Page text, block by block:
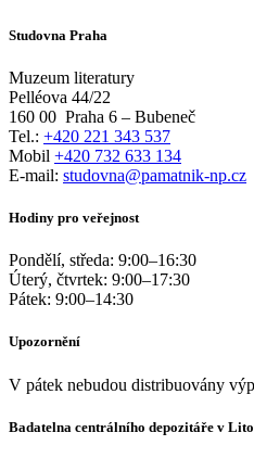
Studovna Praha
Muzeum literatury
Pelléova 44/22
160 00 Praha 6 – Bubeneč
Tel.: +420 221 343 537
Mobil +420 732 633 134
E-mail: studovna@pamatnik-np.cz
Hodiny pro veřejnost
Pondělí, středa: 9:00–16:30
Úterý, čtvrtek: 9:00–17:30
Pátek: 9:00–14:30
Upozornění
V pátek nebudou distribuovány
Badatelna centrálního depozitáře v